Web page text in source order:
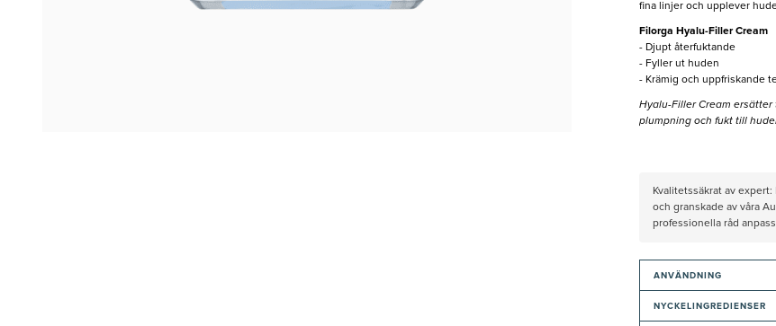
fina linjer och upplever
Filorga Hyalu-Filler Cream
- Djupt återfuktande
- Fyller ut huden
- Krämig och uppfriskande
Hyalu-Filler Cream
plumpning och fukt till
Kvalitetssäkrat av
och granskade av våra
professionella råd
ANVÄNDNING
NYCKELINGREDIENSER